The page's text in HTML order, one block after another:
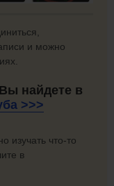
и можно
найдете в
>>>
изучать что-то
в